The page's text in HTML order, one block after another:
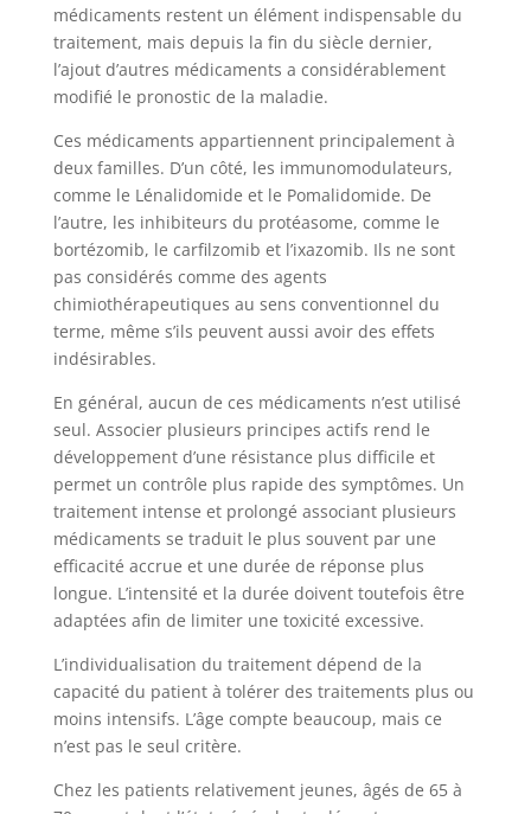
médicaments restent un élément indispensable du
traitement, mais depuis la fin du siècle dernier,
l’ajout d’autres médicaments a considérablement
modifié le pronostic de la maladie.
Ces médicaments appartiennent principalement à
deux familles. D’un côté, les immunomodulateurs,
comme le Lénalidomide et le Pomalidomide. De
l’autre, les inhibiteurs du protéasome, comme le
bortézomib, le carfilzomib et l’ixazomib. Ils ne sont
pas considérés comme des agents
chimiothérapeutiques au sens conventionnel du
terme, même s’ils peuvent aussi avoir des effets
indésirables.
En général, aucun de ces médicaments n’est utilisé
seul. Associer plusieurs principes actifs rend le
développement d’une résistance plus difficile et
permet un contrôle plus rapide des symptômes. Un
traitement intense et prolongé associant plusieurs
médicaments se traduit le plus souvent par une
efficacité accrue et une durée de réponse plus
longue. L’intensité et la durée doivent toutefois être
adaptées afin de limiter une toxicité excessive.
L’individualisation du traitement dépend de la
capacité du patient à tolérer des traitements plus ou
moins intensifs. L’âge compte beaucoup, mais ce
n’est pas le seul critère.
Chez les patients relativement jeunes, âgés de 65 à